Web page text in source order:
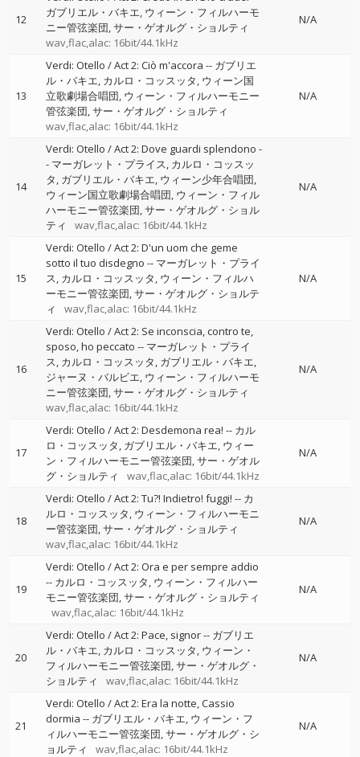
12
ガブリエル・バキエ ウィーン・フィルハーモ
ニー管弦楽団 サー・ゲオルグ・ショルティ
wav,flac,alac: 16bit/44.1kHz
N/A
13
Verdi: Otello / Act 2: Ciò m'accora -- ガブリエ
ル・バキエ カルロ・コッスッタ ウィーン国
立歌劇場合唱団 ウィーン・フィルハーモニー
管弦楽団 サー・ゲオルグ・ショルティ
wav,flac,alac: 16bit/44.1kHz
N/A
14
Verdi: Otello / Act 2: Dove guardi splendono -
- マーガレット・プライス カルロ・コッスッ
タ ガブリエル・バキエ ウィーン少年合唱団
ウィーン国立歌劇場合唱団 ウィーン・フィル
ハーモニー管弦楽団 サー・ゲオルグ・ショル
ティ
wav,flac,alac: 16bit/44.1kHz
N/A
15
Verdi: Otello / Act 2: D'un uom che geme
sotto il tuo disdegno -- マーガレット・プライ
ス カルロ・コッスッタ ウィーン・フィルハ
ーモニー管弦楽団 サー・ゲオルグ・ショルテ
ィ
wav,flac,alac: 16bit/44.1kHz
N/A
16
Verdi: Otello / Act 2: Se inconscia, contro te,
sposo, ho peccato -- マーガレット・プライ
ス カルロ・コッスッタ ガブリエル・バキエ
ジャーヌ・バルビエ ウィーン・フィルハーモ
ニー管弦楽団 サー・ゲオルグ・ショルティ
wav,flac,alac: 16bit/44.1kHz
N/A
17
Verdi: Otello / Act 2: Desdemona rea! -- カル
ロ・コッスッタ ガブリエル・バキエ ウィー
ン・フィルハーモニー管弦楽団 サー・ゲオル
グ・ショルティ
wav,flac,alac: 16bit/44.1kHz
N/A
18
Verdi: Otello / Act 2: Tu?! Indietro! fuggi! -- カ
ルロ・コッスッタ ウィーン・フィルハーモニ
ー管弦楽団 サー・ゲオルグ・ショルティ
wav,flac,alac: 16bit/44.1kHz
N/A
19
Verdi: Otello / Act 2: Ora e per sempre addio
-- カルロ・コッスッタ ウィーン・フィルハー
モニー管弦楽団 サー・ゲオルグ・ショルティ
wav,flac,alac: 16bit/44.1kHz
N/A
20
Verdi: Otello / Act 2: Pace, signor-- ガブリエ
ル・バキエ カルロ・コッスッタ ウィーン・
フィルハーモニー管弦楽団 サー・ゲオルグ・
ショルティ
wav,flac,alac: 16bit/44.1kHz
N/A
21
Verdi: Otello / Act 2: Era la notte, Cassio
dormia -- ガブリエル・バキエ ウィーン・フ
ィルハーモニー管弦楽団 サー・ゲオルグ・シ
ョルティ
wav,flac,alac: 16bit/44.1kHz
N/A